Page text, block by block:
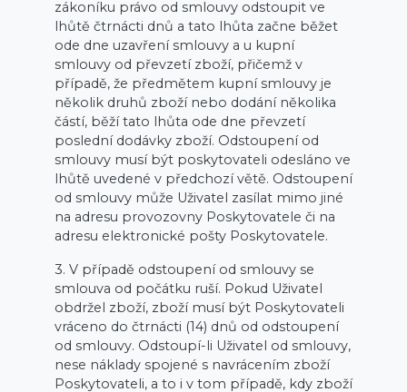
zákoníku právo od smlouvy odstoupit ve
lhůtě čtrnácti dnů a tato lhůta začne běžet
ode dne uzavření smlouvy a u kupní
smlouvy od převzetí zboží, přičemž v
případě, že předmětem kupní smlouvy je
několik druhů zboží nebo dodání několika
částí, běží tato lhůta ode dne převzetí
poslední dodávky zboží. Odstoupení od
smlouvy musí být poskytovateli odesláno ve
lhůtě uvedené v předchozí větě. Odstoupení
od smlouvy může Uživatel zasílat mimo jiné
na adresu provozovny Poskytovatele či na
adresu elektronické pošty Poskytovatele.
3. V případě odstoupení od smlouvy se
smlouva od počátku ruší. Pokud Uživatel
obdržel zboží, zboží musí být Poskytovateli
vráceno do čtrnácti (14) dnů od odstoupení
od smlouvy. Odstoupí-li Uživatel od smlouvy,
nese náklady spojené s navrácením zboží
Poskytovateli, a to i v tom případě, kdy zboží